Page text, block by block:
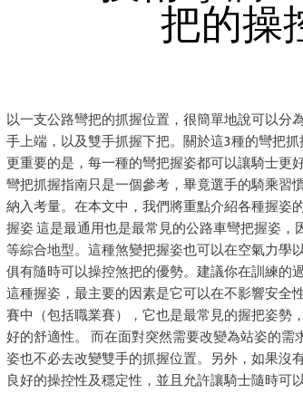
把的操
以一支公路彎把的抓握位置，很簡單地說可以分
手上端，以及雙手抓握下把。關於這3種的彎把
更重要的是，每一種的彎把握姿都可以讓騎士更
彎把抓握指南只是一個參考，畢竟選手的騎乘習
納入考量。在本文中，我們將重點介紹各種握姿
握姿 這是最通用也是最常見的公路車彎把握姿
等綜合地型。這種煞變把握姿也可以在空氣力學
俱有隨時可以操控煞把的優勢。建議你在訓練的
這種握姿，最主要的因素是它可以在不影響安全
賽中（包括職業賽），它也是最常見的握把姿勢
好的舒適性。 而在面對突然需要改變為站姿的
姿也不必去改變雙手的抓握位置。另外，如果沒
良好的操控性及穩定性，並且允許讓騎士隨時可